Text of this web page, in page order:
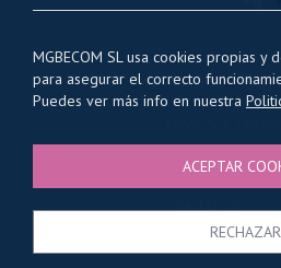
PRIVACIDAD Y USO
CONDICIONES GENERALES
CONTACTO
MGBECOM SL usa cookies propias y
para asegurar el correcto
Puedes ver más info en nuestra
ACEPTAR
RECHAZAR